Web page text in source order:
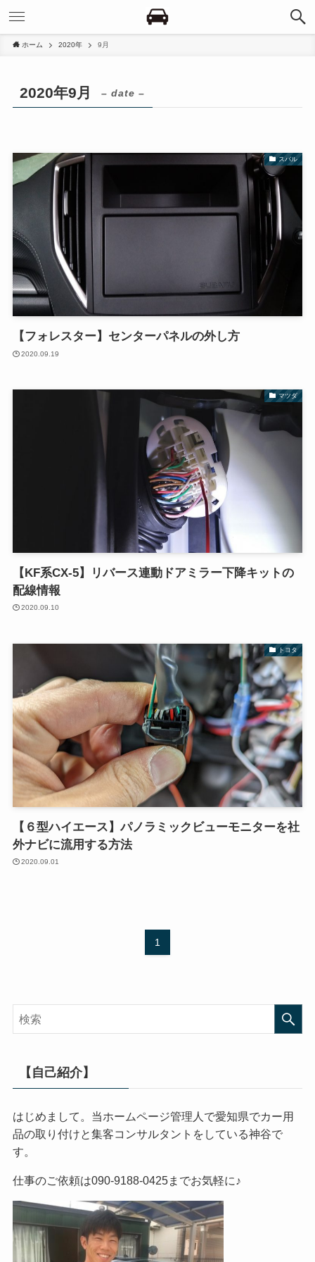
ホーム 2020年 9月
2020年9月 – date –
スバル
【フォレスター】センターパネルの外し方
2020.09.19
マツダ
【KF系CX-5】リバース連動ドアミラー下降キットの
配線情報
2020.09.10
トヨタ
【６型ハイエース】パノラミックビューモニターを社
外ナビに流用する方法
2020.09.01
1
【自己紹介】
はじめまして。当ホームページ管理人で愛知県でカー用
品の取り付けと集客コンサルタントをしている神谷で
す。
仕事のご依頼は090-9188-0425までお気軽に♪